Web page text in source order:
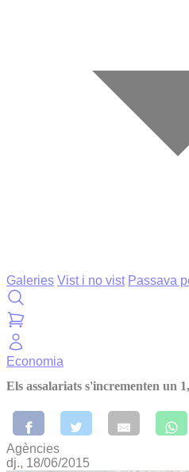
Galeries Vist i no vist Passava
Economia
Els assalariats s'incrementen un
Agències
dj., 18/06/2015